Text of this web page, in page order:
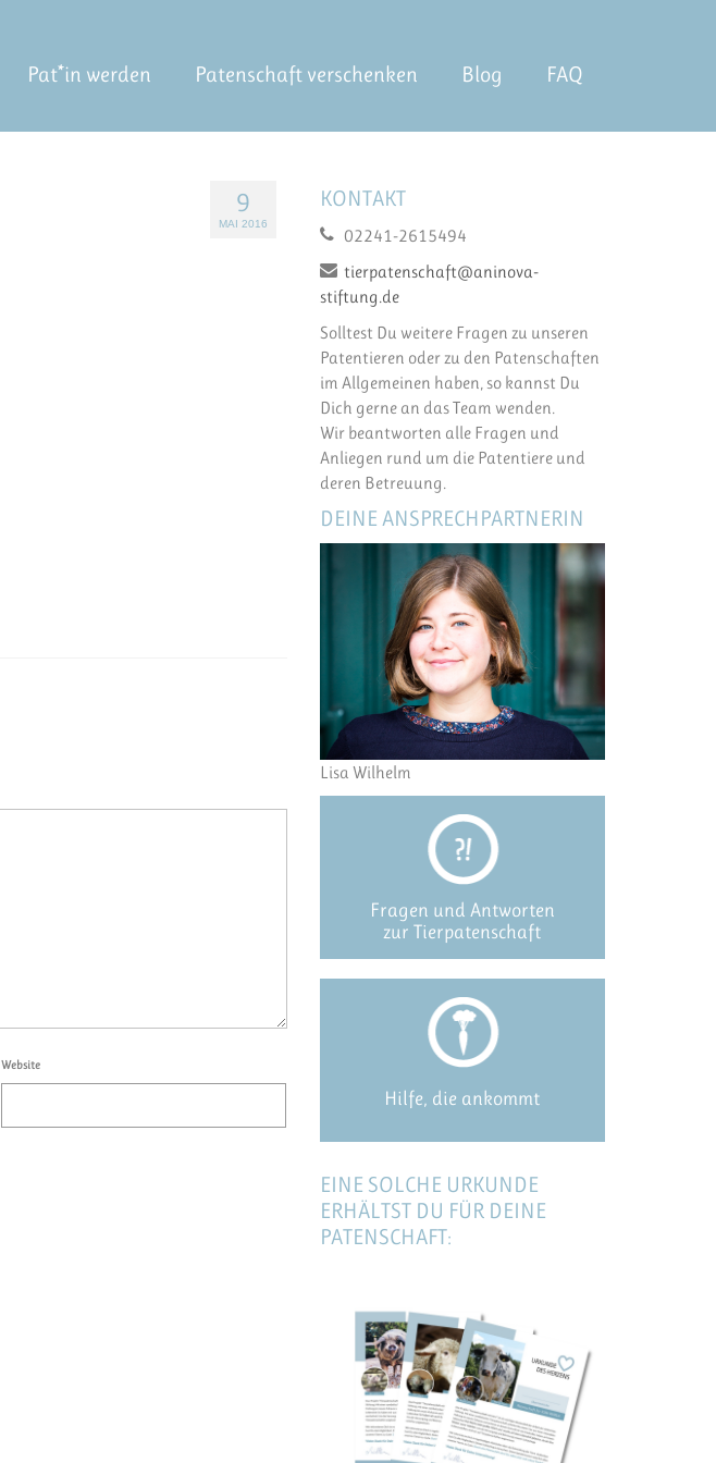
Pat*in werden Patenschaft verschenken Blog FAQ
9
MAI 2016
Website
KONTAKT
02241-2615494
tierpatenschaft@aninova-
stiftung.de
Solltest Du weitere Fragen zu unseren
Patentieren oder zu den Patenschaften
im Allgemeinen haben, so kannst Du
Dich gerne an das Team wenden.
Wir beantworten alle Fragen und
Anliegen rund um die Patentiere und
deren Betreuung.
DEINE ANSPRECHPARTNERIN
Lisa Wilhelm
Fragen und Antworten
zur Tierpatenschaft
Hilfe, die ankommt
EINE SOLCHE URKUNDE
ERHÄLTST DU FÜR DEINE
PATENSCHAFT: